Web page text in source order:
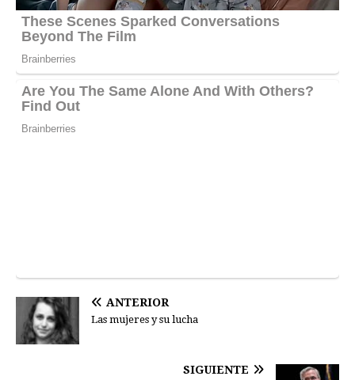
ANTERIOR
Las mujeres y su lucha
SIGUIENTE